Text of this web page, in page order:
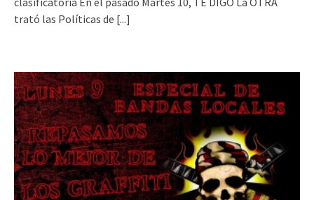
trató las Políticas de [...]